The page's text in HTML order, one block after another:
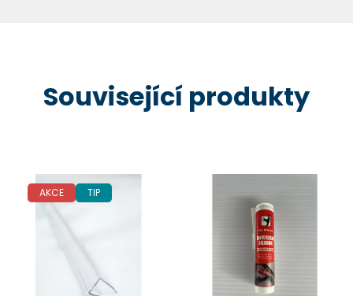
Související produkty
AKCE TIP